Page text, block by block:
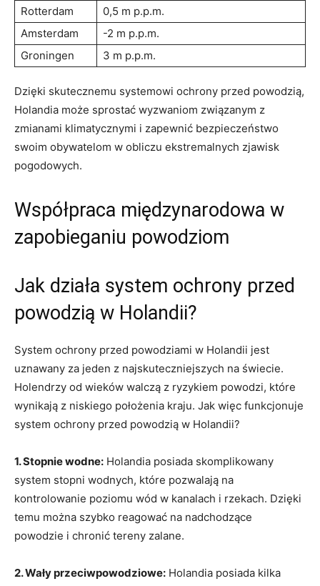
Rotterdam
0,5 m p.p.m.
Amsterdam
-2‍ m ⁣p.p.m.
Groningen
3 m⁢ p.p.m.
Dzięki‍ skutecznemu systemowi ochrony przed powodzią,
Holandia może ⁣sprostać wyzwaniom związanym z
zmianami klimatycznymi i​ zapewnić bezpieczeństwo
⁣swoim obywatelom w obliczu⁢ ekstremalnych zjawisk ​
pogodowych.
Współpraca międzynarodowa w
zapobieganiu powodziom
Jak działa‌ system⁢ ochrony ‌przed‌
powodzią w Holandii?
System ochrony przed powodziami w ​Holandii ⁢jest
uznawany za jeden ‌z najskuteczniejszych na świecie.
Holendrzy od wieków walczą ⁤z ‌ryzykiem powodzi,​ które
wynikają z niskiego położenia kraju.⁢ Jak więc funkcjonuje
system ochrony ‍przed⁤ powodzią w Holandii?
1. ​Stopnie wodne: Holandia posiada skomplikowany
system stopni wodnych, które ‌pozwalają na
kontrolowanie poziomu ‍wód w ‍kanalach i rzekach.​ Dzięki
‍temu‍ można​ szybko ​reagować na nadchodzące
powodzie i‍ chronić tereny zalane.
2. ⁣Wały przeciwpowodziowe: Holandia posiada kilka